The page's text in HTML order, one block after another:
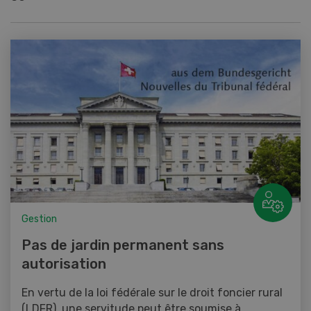
Gestion
Pas de jardin permanent sans
autorisation
En vertu de la loi fédérale sur le droit foncier rural